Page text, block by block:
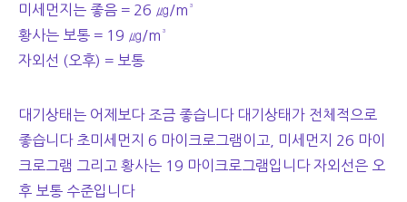
미세먼지는 좋음 = 26 ㎍/m³
황사는 보통 = 19 ㎍/m³
자외선 (오후) = 보통
대기상태는 어제보다 조금 좋습니다 대기상태가 전체적으로
좋습니다 초미세먼지 6 마이크로그램이고, 미세먼지 26 마이
크로그램 그리고 황사는 19 마이크로그램입니다 자외선은 오
후 보통 수준입니다